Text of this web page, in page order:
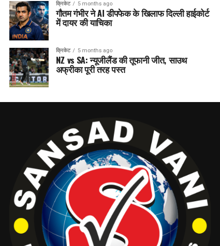
क्रिकेट 5 months ago
गौतम गंभीर ने AI डीपफेक के खिलाफ दिल्ली हाईकोर्ट
में दायर की याचिका
क्रिकेट 5 months ago
NZ vs SA: न्यूजीलैंड की तूफानी जीत, साउथ
अफ्रीका पूरी तरह पस्त